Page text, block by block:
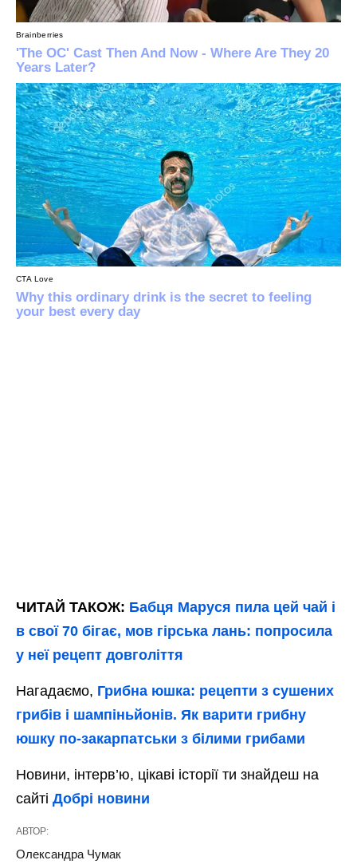
ЧИТАЙ ТАКОЖ: Бабця Маруся пила цей чай і
в свої 70 бігає, мов гірська лань: попросила
у неї рецепт довголіття
Нагадаємо, Грибна юшка: рецепти з сушених
грибів і шампіньйонів. Як варити грибну
юшку по-закарпатськи з білими грибами
Новини, інтерв’ю, цікаві історії ти знайдеш на
сайті Добрі новини
АВТОР:
Олександра Чумак